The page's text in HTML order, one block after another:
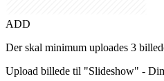
ADD
Der skal minimum uploades 3
Upload billede til "Slideshow" -